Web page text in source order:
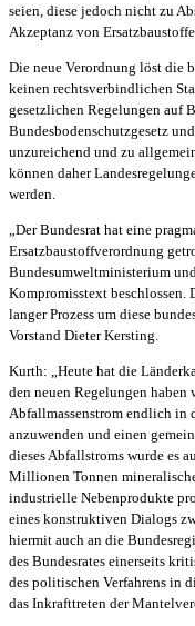
seien, diese jedoch nicht zu
Akzeptanz von
Die neue Verordnung löst die
keinen rechtsverbindlichen
gesetzlichen Regelungen auf
Bundesbodenschutzgesetz
unzureichend und zu
können daher
werden.
„Der Bundesrat hat eine
Ersatzbaustoffverordnung
Bundesumweltministerium
Kompromisstext beschlossen.
langer Prozess um diese
Vorstand Dieter Kersting.
Kurth: „Heute hat die
den neuen Regelungen haben
Abfallmassenstrom endlich in
anzuwenden und einen
dieses Abfallstroms wurde es
Millionen Tonnen
industrielle Nebenprodukte
eines konstruktiven Dialogs
hiermit auch an die
des Bundesrates einerseits
des politischen Verfahrens in
das Inkrafttreten der